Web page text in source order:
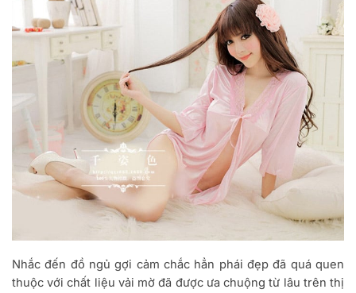
Nhắc đến đồ ngủ gợi cảm chắc hẳn phái đẹp đã quá quen
thuộc với chất liệu vải mờ đã được ưa chuộng từ lâu trên thị